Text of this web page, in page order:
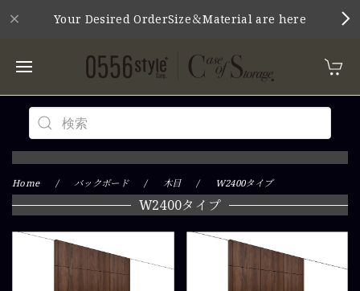
Your Desired OrderSize＆Material are here
Home バックボード 木目 W2400タイプ
W2400タイプ